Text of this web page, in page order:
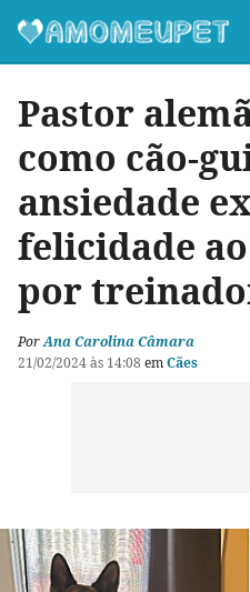
Pastor
como cão-
ansiedade
felicidade
por
PorAna Carolina Câmara
21/02/2024 às 14:08 emCães